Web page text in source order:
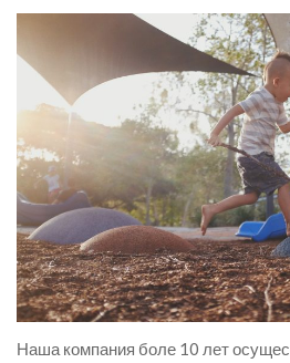
Наша компания боле 10 лет